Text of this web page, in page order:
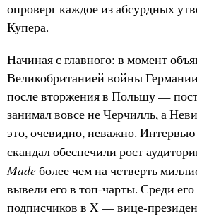
опроверг каждое из абсурдных
Купера.
Начиная с главного: в момент
Великобританией войны
после вторжения в Польшу —
занимал вовсе не Черчилль, а
это, очевидно, неважно.
скандал обеспечили рост
Madeболее чем на четверть
вывели его в топ-чарты. Среди
подписчиков в X — вице-